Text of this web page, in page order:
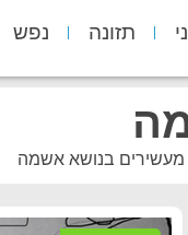
תזונה נפש
מעשירים בנושא אשמה